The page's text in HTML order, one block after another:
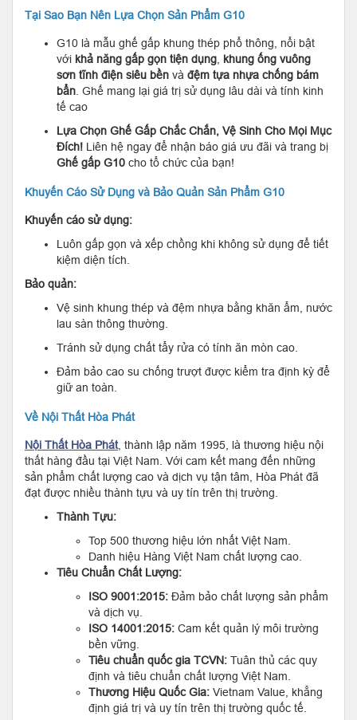
Tại Sao Bạn Nên Lựa Chọn Sản Phẩm G10
G10 là mẫu ghế gấp khung thép phổ thông, nổi bật
với khả năng gấp gọn tiện dụng khung ống vuông
sơn tĩnh điện siêu bền và đệm tựa nhựa chống bám
bẩn . Ghế mang lại giá trị sử dụng lâu dài và tính kinh
tế cao
Lựa Chọn Ghế Gấp Chắc Chắn, Vệ Sinh Cho Mọi Mục
Đích! Liên hệ ngay để nhận báo giá ưu đãi và trang bị
Ghế gấp G10 cho tổ chức của bạn!
Khuyến Cáo Sử Dụng và Bảo Quản Sản Phẩm G10
Khuyến cáo sử dụng:
Luôn gấp gọn và xếp chồng khi không sử dụng để tiết
kiệm diện tích.
Bảo quản:
Vệ sinh khung thép và đệm nhựa bằng khăn ẩm, nước
lau sàn thông thường.
Tránh sử dụng chất tẩy rửa có tính ăn mòn cao.
Đảm bảo cao su chống trượt được kiểm tra định kỳ để
giữ an toàn.
Về Nội Thất Hòa Phát
Nội Thất Hòa Phát, thành lập năm 1995, là thương hiệu nội
thất hàng đầu tại Việt Nam. Với cam kết mang đến những
sản phẩm chất lượng cao và dịch vụ tận tâm, Hòa Phát đã
đạt được nhiều thành tựu và uy tín trên thị trường.
Thành Tựu:
Top 500 thương hiệu lớn nhất Việt Nam.
Danh hiệu Hàng Việt Nam chất lượng cao.
Tiêu Chuẩn Chất Lượng:
ISO 9001:2015: Đảm bảo chất lượng sản phẩm
và dịch vụ.
ISO 14001:2015: Cam kết quản lý môi trường
bền vững.
Tiêu chuẩn quốc gia TCVN: Tuân thủ các quy
định và tiêu chuẩn chất lượng Việt Nam.
Thương Hiệu Quốc Gia: Vietnam Value, khẳng
định giá trị và uy tín trên thị trường quốc tế.